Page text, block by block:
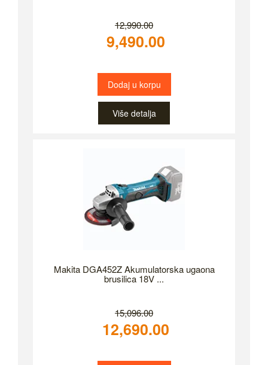
12,990.00
9,490.00
Dodaj u korpu
Više detalja
Makita DGA452Z Akumulatorska ugaona
brusilica 18V ...
15,096.00
12,690.00